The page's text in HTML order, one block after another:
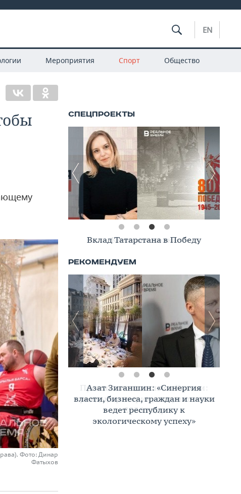
EN
Мероприятия Спорт Общество
Фото: Динар
Фатыхов
Вклад Татарстана в Победу
Азат Зиганшин: «Синергия
власти, бизнеса, граждан и науки
ведет республику к
экологическому успеху»